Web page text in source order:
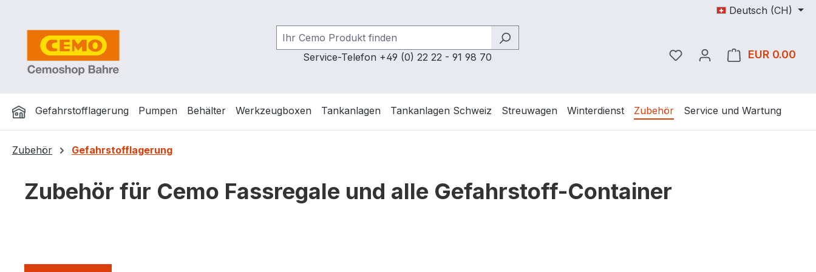
Deutsch (CH)
Service-Telefon +49 (0) 22 22 - 91 98 70 Du hast 0 Produkte auf
EUR 0.00
Gefahrstofflagerung Pumpen Behälter Werkzeugboxen Tankanlagen Tankanlagen Schweiz Streuwagen Winterdienst Zubehör Service und Wartung
Zubehör Gefahrstofflagerung
Zubehör für Cemo Fassregale und alle Gefahrstoff-Container